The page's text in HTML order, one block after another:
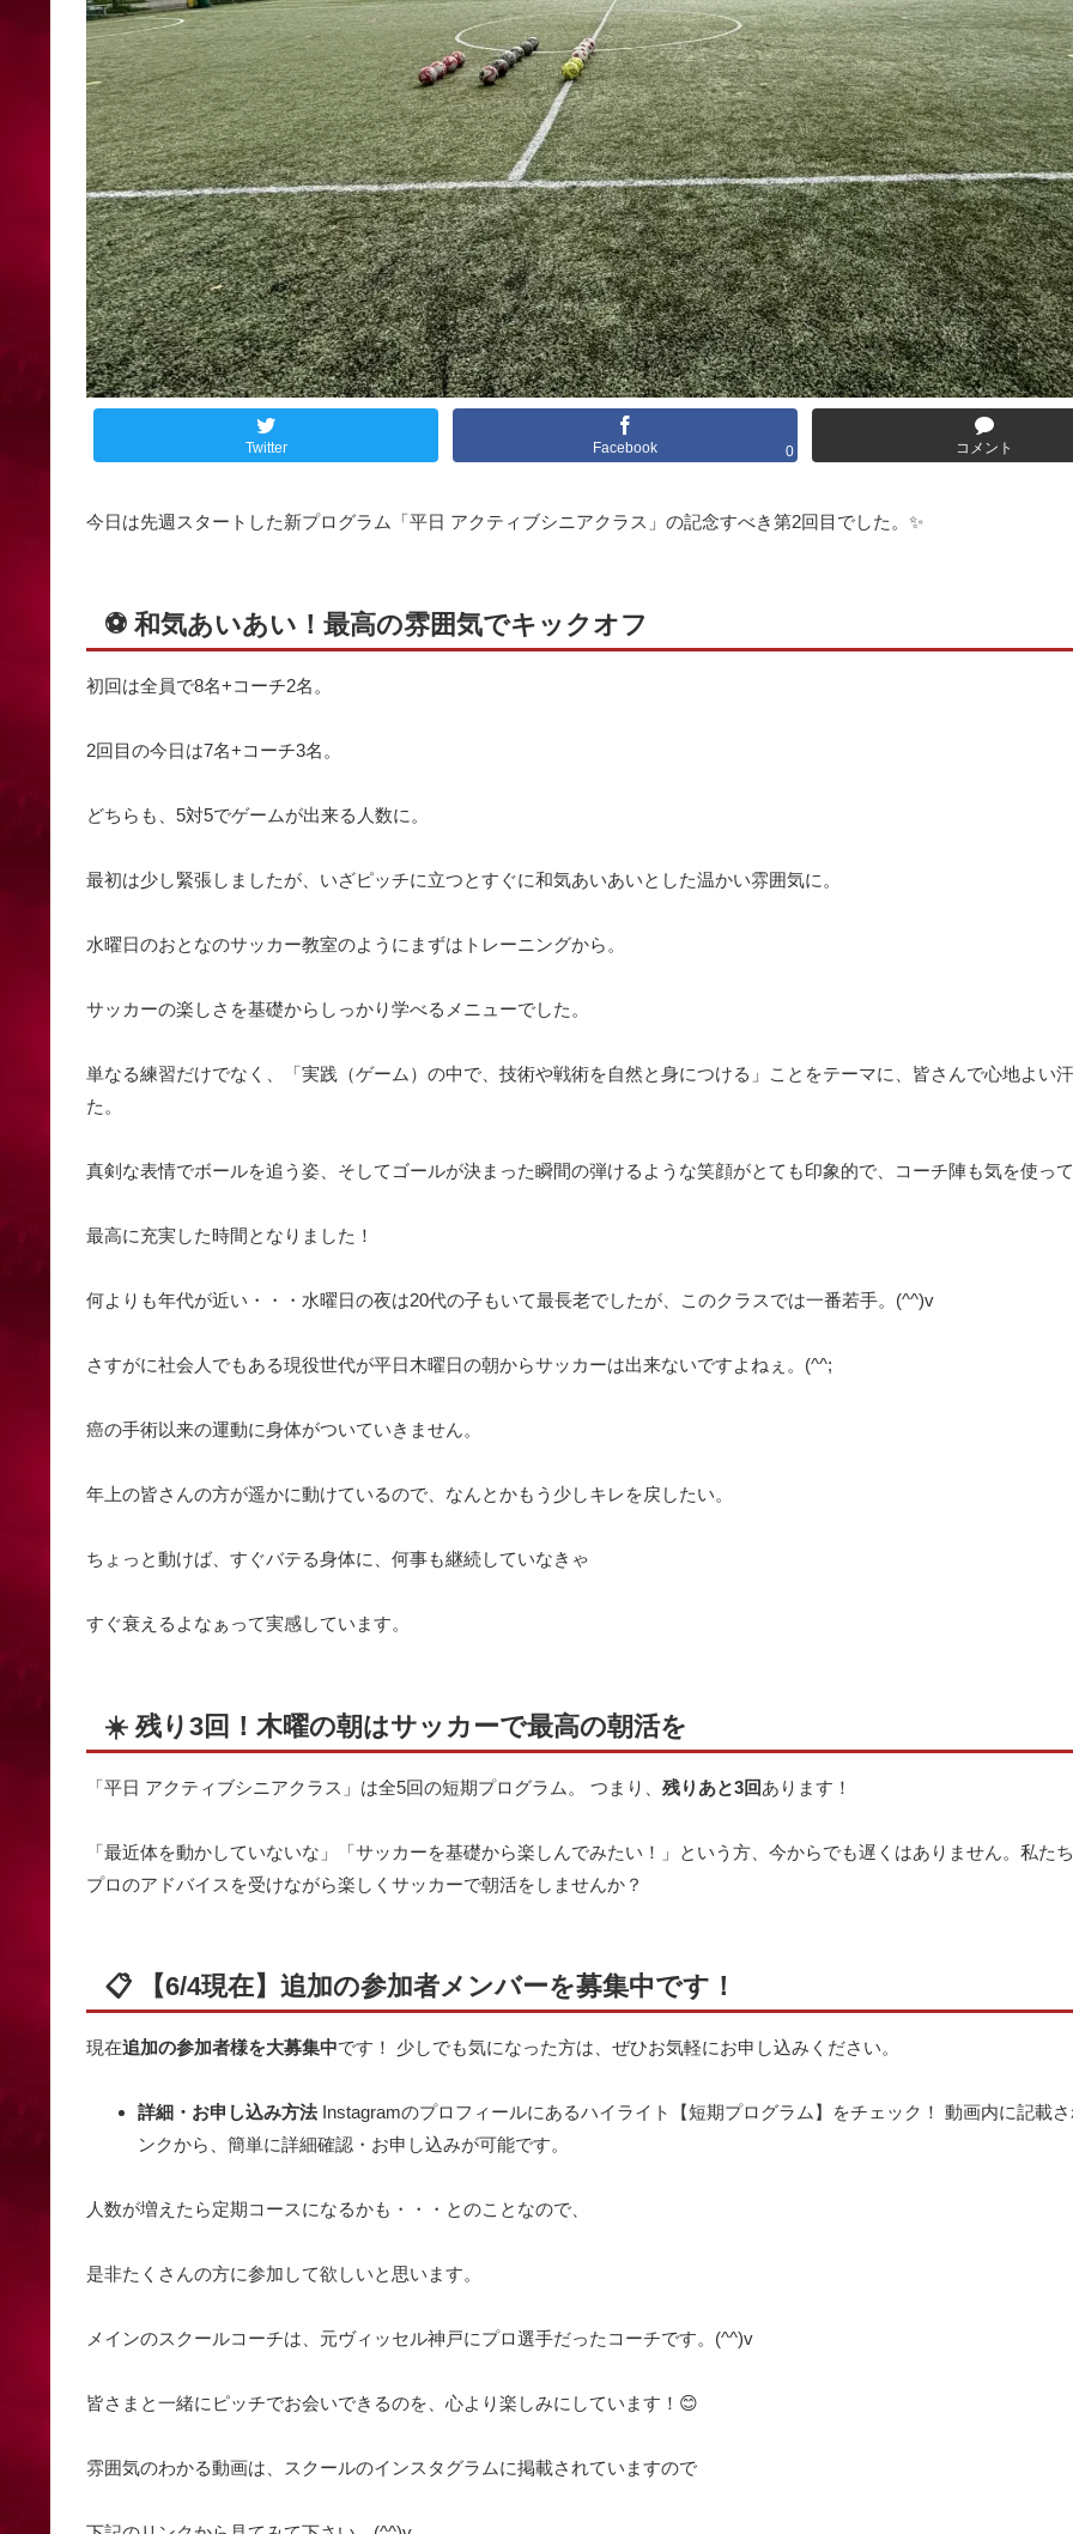
Twitter Facebook 0 コメント
今日は先週スタートした新プログラム「平日 アクティブシニアクラス」の記念すべき第2回目でした。✨
⚽️ 和気あいあい！最高の雰囲気でキックオフ
初回は全員で8名+コーチ2名。
2回目の今日は7名+コーチ3名。
どちらも、5対5でゲームが出来る人数に。
最初は少し緊張しましたが、いざピッチに立つとすぐに和気あいあいとした温かい雰囲気に。
水曜日のおとなのサッカー教室のようにまずはトレーニングから。
サッカーの楽しさを基礎からしっかり学べるメニューでした。
単なる練習だけでなく、「実践（ゲーム）の中で、技術や戦術を自然と身につける」ことをテーマに、皆さんで心地よい
た。
真剣な表情でボールを追う姿、そしてゴールが決まった瞬間の弾けるような笑顔がとても印象的で、コーチ陣も気を使っ
最高に充実した時間となりました！
何よりも年代が近い・・・水曜日の夜は20代の子もいて最長老でしたが、このクラスでは一番若手。(^^)v
さすがに社会人でもある現役世代が平日木曜日の朝からサッカーは出来ないですよねぇ。(^^;
癌の手術以来の運動に身体がついていきません。
年上の皆さんの方が遥かに動けているので、なんとかもう少しキレを戻したい。
ちょっと動けば、すぐバテる身体に、何事も継続していなきゃ
すぐ衰えるよなぁって実感しています。
☀️ 残り3回！木曜の朝はサッカーで最高の朝活を
「平日 アクティブシニアクラス」は全5回の短期プログラム。 つまり、 残りあと3回あります！
「最近体を動かしていないな」「サッカーを基礎から楽しんでみたい！」という方、今からでも遅くはありません。私た
プロのアドバイスを受けながら楽しくサッカーで朝活をしませんか？
📋 【6/4現在】追加の参加者メンバーを募集中です！
現在追加の参加者様を大募集中です！ 少しでも気になった方は、ぜひお気軽にお申し込みください。
詳細・お申し込み方法Instagramのプロフィールにあるハイライト【短期プログラム】をチェック！ 動画内に記載
ンクから、簡単に詳細確認・お申し込みが可能です。
人数が増えたら定期コースになるかも・・・とのことなので、
是非たくさんの方に参加して欲しいと思います。
メインのスクールコーチは、元ヴィッセル神戸にプロ選手だったコーチです。(^^)v
皆さまと一緒にピッチでお会いできるのを、心より楽しみにしています！😊
雰囲気のわかる動画は、スクールのインスタグラムに掲載されていますので